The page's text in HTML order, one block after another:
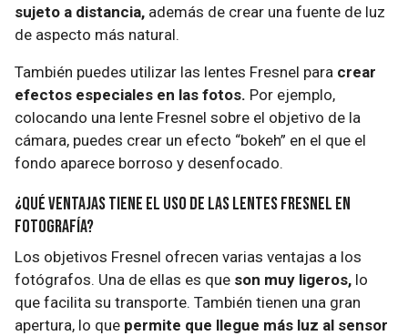
sujeto a distancia, además de crear una fuente de luz
de aspecto más natural.
También puedes utilizar las lentes Fresnel para crear
efectos especiales en las fotos. Por ejemplo,
colocando una lente Fresnel sobre el objetivo de la
cámara, puedes crear un efecto “bokeh” en el que el
fondo aparece borroso y desenfocado.
¿Qué ventajas tiene el uso de las lentes Fresnel en
fotografía?
Los objetivos Fresnel ofrecen varias ventajas a los
fotógrafos. Una de ellas es que son muy ligeros, lo
que facilita su transporte. También tienen una gran
apertura, lo que permite que llegue más luz al sensor